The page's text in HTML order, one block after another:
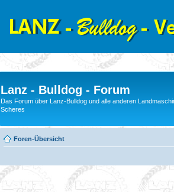
Lanz - Bulldog - Forum
Das Forum über Lanz-Bulldog und alle anderen
Scheres
Foren-Übersicht